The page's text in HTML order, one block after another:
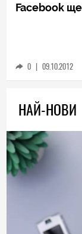
Facebook
0 | 09.10.2012
НАЙ-НОВИ